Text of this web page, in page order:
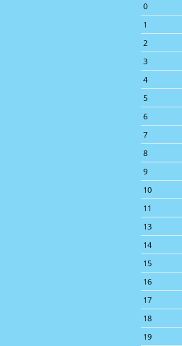
0
1
2
3
4
5
6
7
8
9
10
11
13
14
15
16
17
18
19